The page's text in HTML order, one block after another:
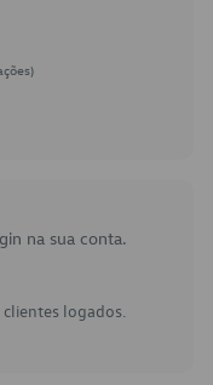
na sua conta.
logados.